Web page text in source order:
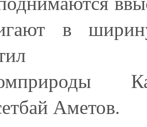
в
Аметов.